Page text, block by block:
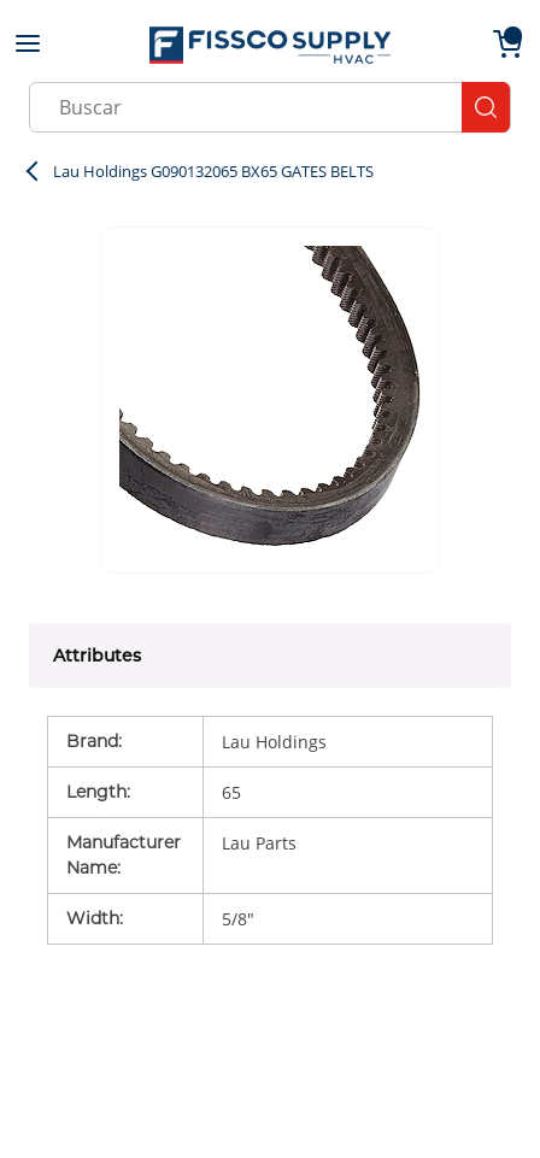
Skip to main content
Site Search
Lau Holdings G090132065 BX65 GATES BELTS
Attributes
Brand: Lau Holdings
Length: 65
Manufacturer
Name:
Lau Parts
Width: 5/8"